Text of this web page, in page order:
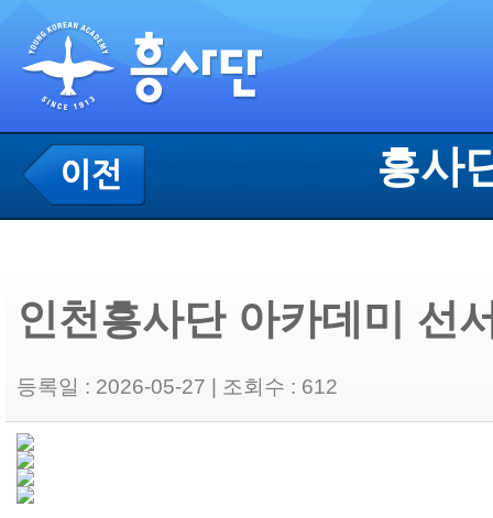
흥사
인천흥사단 아카데미 선
등록일 : 2026-05-27 | 조회수 : 612